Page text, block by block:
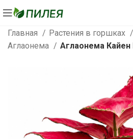
Главная Растения в горшках
Аглаонема
Аглаонема